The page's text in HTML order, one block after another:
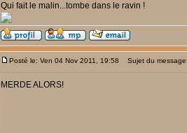
Qui fait le malin...tombe dans le ravin !
Posté le: Ven 04 Nov 2011, 19:58 Sujet du
MERDE ALORS!